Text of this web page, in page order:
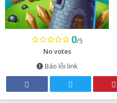
0/5
No votes
Báo lỗi link